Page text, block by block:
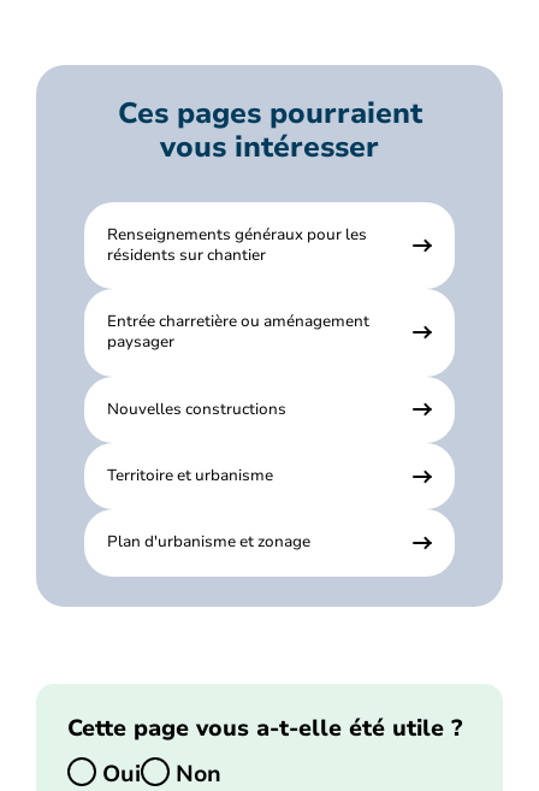
Ces pages pourraient
vous intéresser
Renseignements généraux pour les
résidents sur chantier
Entrée charretière ou aménagement
paysager
Nouvelles constructions
Territoire et urbanisme
Plan d'urbanisme et zonage
Cette page vous a-t-elle été utile ?
Oui
Non